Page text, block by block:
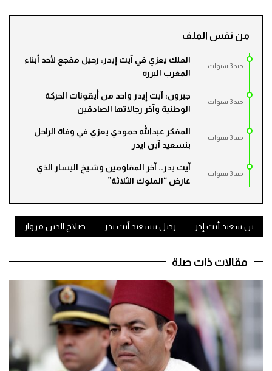
من نفس الملف
مند 3 سنوات
الملك يعزي في آيت إيدر: رحيل مفجع لأحد أبناء
المغرب البررة
مند 3 سنوات
جبرون: آيت إيدر واحد من أيقونات الحركة
الوطنية وآخر رجالاتها الصادقين
مند 3 سنوات
المفكر عبدالله حمودي يعزي في وفاة الراحل
بنسعيد آين ايدر
مند 3 سنوات
آيت يدر.. آخر المقاومين وشيخ اليسار الذي
عارض “الملوك الثلاثة”
بن سعيد أيت إدر رحيل بنسعيد آيت يدر صلاح الدين مزوار
مقالات ذات صلة